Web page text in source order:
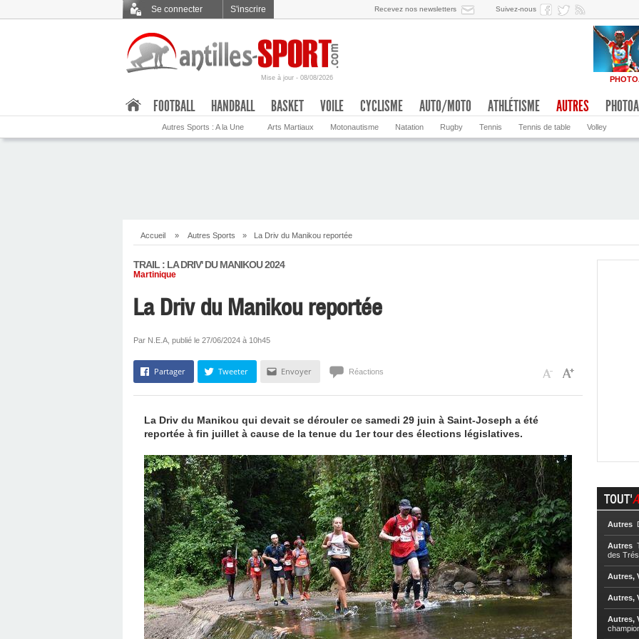
Se connecter S'inscrire Recevez nos newsletters Suivez-nous
Mise à jour - 08/08/2026
FOOTBALL HANDBALL BASKET VOILE CYCLISME AUTO/MOTO ATHLÉTISME AUTRES
Autres Sports : A la Une Arts Martiaux Motonautisme Natation Rugby Tennis Tennis de table Volley
Accueil » Autres Sports » La Driv du Manikou reportée
TRAIL : LA DRIV' DU MANIKOU 2024
Martinique
La Driv du Manikou reportée
Par N.E.A, publié le 27/06/2024 à 10h45
Partager Tweeter Envoyer Réactions
La Driv du Manikou qui devait se dérouler ce samedi 29 juin à Saint-Joseph a été
reportée à fin juillet à cause de la tenue du 1er tour des élections législatives.
TOUT'
Autres
Autres
des
Autres,
Autres,
Autres,